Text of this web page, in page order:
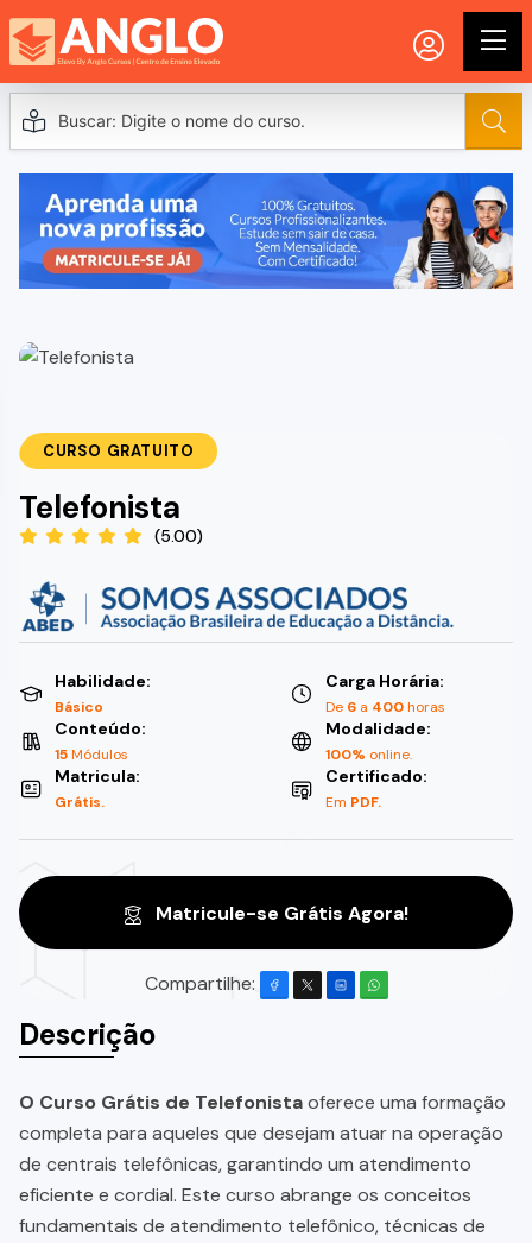
CURSO GRATUITO
Telefonista
(5.00)
Habilidade:
Básico
Carga Horária:
De 6 a 400horas
Conteúdo:
15Módulos
Modalidade:
100% online.
Matricula:
Grátis.
Certificado:
Em PDF.
Matricule-se Grátis Agora!
Compartilhe:
Descrição
O Curso Grátis de Telefonistaoferece uma formação
completa para aqueles que desejam atuar na operação
de centrais telefônicas, garantindo um atendimento
eficiente e cordial. Este curso abrange os conceitos
fundamentais de atendimento telefônico, técnicas de